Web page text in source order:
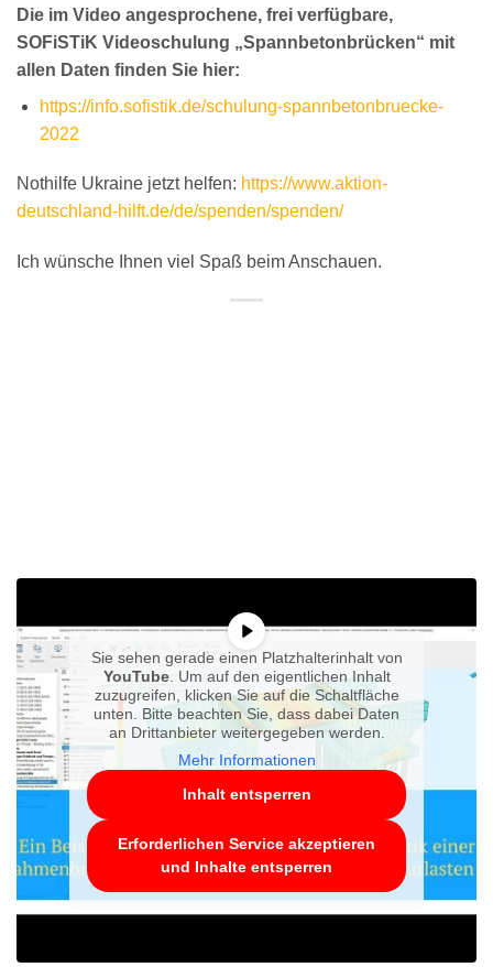
Die im Video angesprochene, frei verfügbare,
SOFiSTiK Videoschulung „Spannbetonbrücken“ mit
allen Daten finden Sie hier:
https://info.sofistik.de/schulung-spannbetonbruecke-
2022
Nothilfe Ukraine jetzt helfen: https://www.aktion-
deutschland-hilft.de/de/spenden/spenden/
Ich wünsche Ihnen viel Spaß beim Anschauen.
Sie sehen gerade einen Platzhalterinhalt von
YouTube. Um auf den eigentlichen Inhalt
zuzugreifen, klicken Sie auf die Schaltfläche
unten. Bitte beachten Sie, dass dabei Daten
an Drittanbieter weitergegeben werden.
Mehr Informationen
Inhalt entsperren
Erforderlichen Service akzeptieren
und Inhalte entsperren